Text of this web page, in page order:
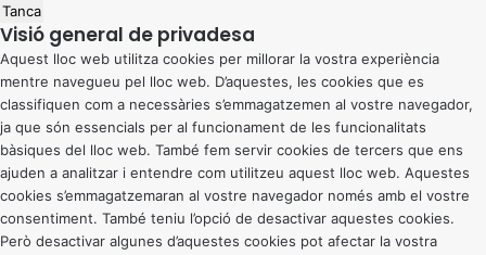
Tanca
Visió general de privadesa
Aquest lloc web utilitza cookies per millorar la vostra experiència
mentre navegueu pel lloc web. D’aquestes, les cookies que es
classifiquen com a necessàries s’emmagatzemen al vostre navegador,
ja que són essencials per al funcionament de les funcionalitats
bàsiques del lloc web. També fem servir cookies de tercers que ens
ajuden a analitzar i entendre com utilitzeu aquest lloc web. Aquestes
cookies s’emmagatzemaran al vostre navegador només amb el vostre
consentiment. També teniu l’opció de desactivar aquestes cookies.
Però desactivar algunes d’aquestes cookies pot afectar la vostra